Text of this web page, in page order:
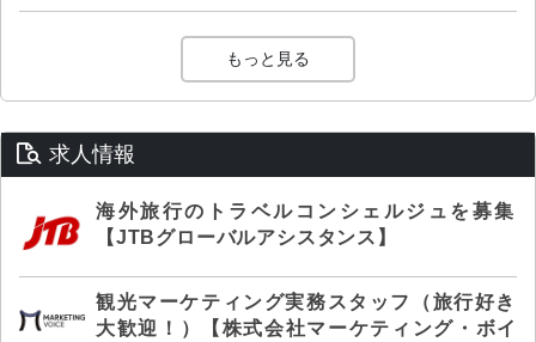
もっと見る
求人情報
海外旅行のトラベルコンシェルジュを募集
【JTBグローバルアシスタンス】
観光マーケティング実務スタッフ（旅行好き
大歓迎！）【株式会社マーケティング・ボイ